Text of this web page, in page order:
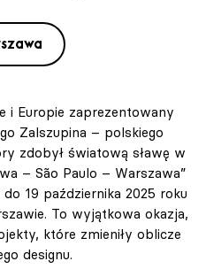
i Europie zaprezentowany
Zalszupina – polskiego
zdobył światową sławę w
– São Paulo – Warszawa”
19 października 2025 roku
To wyjątkowa okazja,
które zmieniły oblicze
designu.